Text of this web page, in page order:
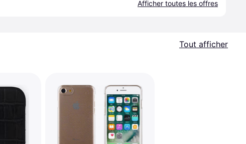
Afficher toutes les offres
Tout afficher